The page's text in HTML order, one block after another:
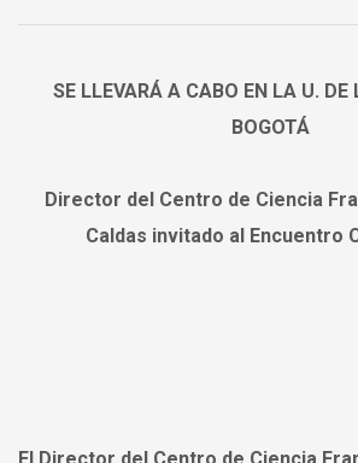
SE LLEVARÁ A CABO EN LA U. DE
BOGOTÁ
Director del Centro de Ciencia
Caldas invitado al Encuentro